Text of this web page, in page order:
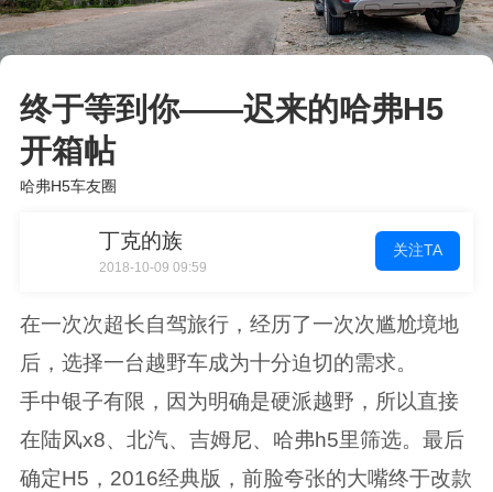
终于等到你——迟来的哈弗H5
开箱帖
哈弗H5车友圈
丁克的族
2018-10-09 09:59
关注TA
在一次次超长自驾旅行，经历了一次次尴尬境地
后，选择一台越野车成为十分迫切的需求。
手中银子有限，因为明确是硬派越野，所以直接
在陆风x8、北汽、吉姆尼、哈弗h5里筛选。最后
确定H5，2016经典版，前脸夸张的大嘴终于改款